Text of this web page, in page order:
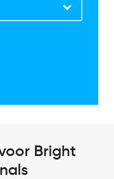
Bright